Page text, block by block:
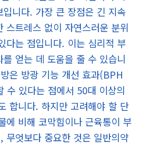
니다. 가장 큰 장점은 긴 지속
스트레스 없이 자연스러운 분위
다는 점입니다. 이는 심리적 부
얻는 데 도움을 줄 수 있습니
은 방광 기능 개선 효과(BPH
수 있다는 점에서 50대 이상의
합니다. 하지만 고려해야 할 단
에 비해 코막힘이나 근육통이 부
무엇보다 중요한 것은 일반의약